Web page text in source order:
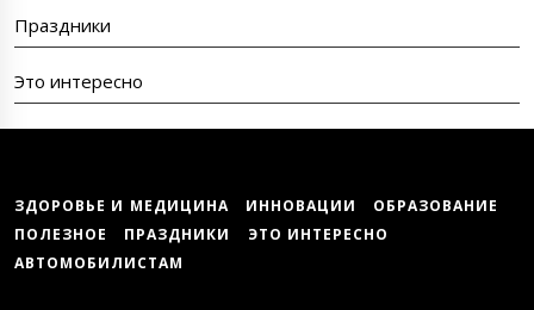
Праздники
Это интересно
ЗДОРОВЬЕ И МЕДИЦИНА ИННОВАЦИИ
ОБРАЗОВАНИЕ
ПОЛЕЗНОЕ
ПРАЗДНИКИ
ЭТО ИНТЕРЕСНО
АВТОМОБИЛИСТАМ